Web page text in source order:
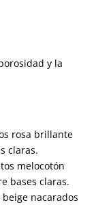
y la
rosa brillante
claras.
melocotón
bases claras.
nacarados